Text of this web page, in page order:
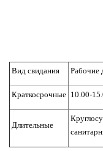
Вид свидания Рабочие
Краткосрочные 10.00-
Длительные